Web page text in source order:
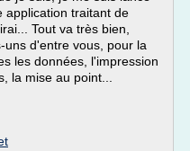
application traitant de
Tout va très bien,
d'entre vous, pour la
les données, l'impression
la mise au point...